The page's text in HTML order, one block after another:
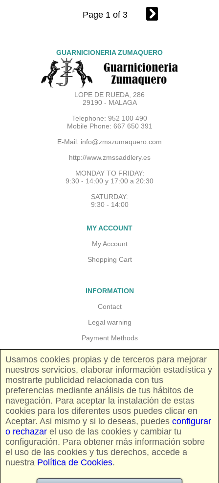
Page 1 of 3
GUARNICIONERIA ZUMAQUERO
LOPE DE RUEDA, 286
29190 - MALAGA
Telephone: 952 100 490
Mobile Phone: 667 650 391
E-Mail: info@zmszumaquero.com
http://www.zmssaddlery.es
MONDAY TO FRIDAY:
9:30 - 14:00 y 17:00 a 20:30
SATURDAY:
9:30 - 14:00
MY ACCOUNT
My Account
Shopping Cart
INFORMATION
Contact
Legal warning
Payment Methods
Shipping costs
Pricing and availability
FOLLOW US
CREDIT CARDS AND PAYPAL
Usamos cookies propias y de terceros para mejorar
nuestros servicios, elaborar información estadística y
mostrarte publicidad relacionada con tus
preferencias mediante análisis de tus hábitos de
navegación. Para aceptar la instalación de estas
cookies para los diferentes usos puedes clicar en
Aceptar. Asi mismo y si lo deseas, puedes configurar
o rechazar el uso de las cookies y cambiar tu
configuración. Para obtener más información sobre
el uso de las cookies y tus derechos, accede a
nuestra Política de Cookies.